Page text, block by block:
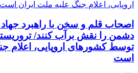
اصحاب قلم و سخن با راهبرد
دشمن را نقش برآب کنند/
توسط کشورهای اروپایی، اعلام
است